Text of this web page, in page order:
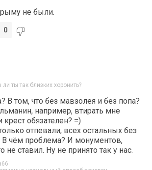
не были.
0
ли ты так близких хоронить?
В том, что без мавзолея и без попа?
например, втирать мне
крест обязателен? =)
отпевали, всех остальных без
В чём проблема? И монументов,
не ставил. Ну не принято так у нас.